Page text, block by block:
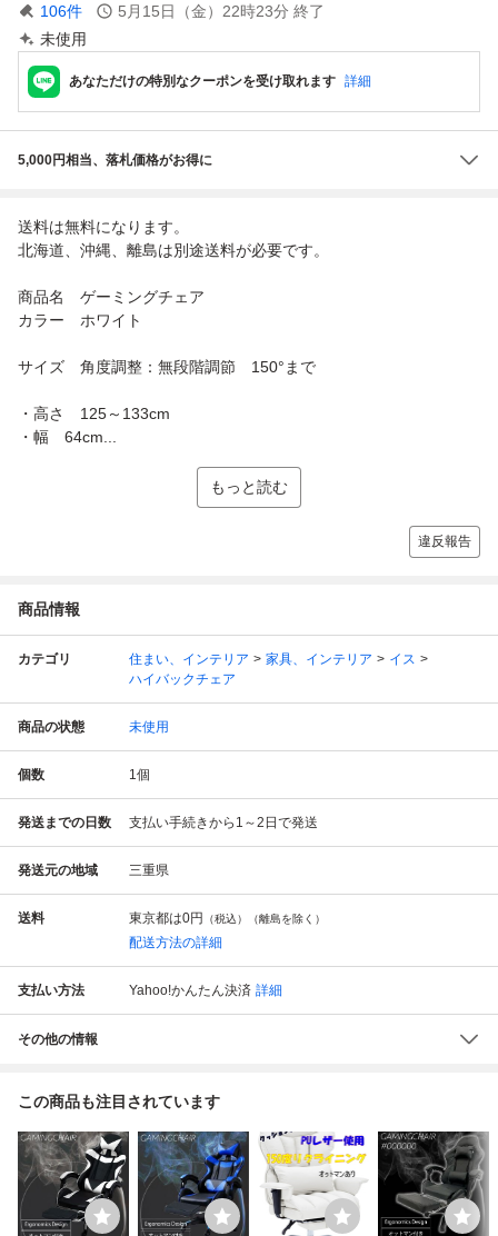
106件 5月15日（金）22時23分 終了
未使用
あなただけの特別なクーポンを受け取れます 詳細
5,000円相当、落札価格がお得に
送料は無料になります。
北海道、沖縄、離島は別途送料が必要です。
商品名 ゲーミングチェア
カラー ホワイト
サイズ 角度調整：無段階調節 150°まで
・高さ 125～133cm
・幅 64cm...
もっと読む
違反報告
商品情報
カテゴリ 住まい、インテリア 家具、インテリア
イス
ハイバックチェア
商品の状態 未使用
個数 1個
発送までの日数 支払い手続きから1～2日で発送
発送元の地域 三重県
送料 東京都は0円 （税込）（離島を除く）
配送方法の詳細
支払い方法 Yahoo!かんたん決済 詳細
その他の情報
この商品も注目されています